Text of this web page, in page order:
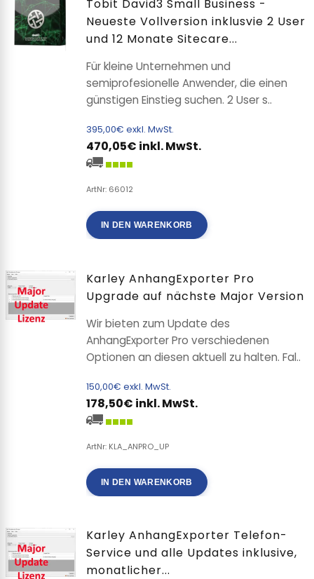
Tobit David3 Small Business -
Neueste Vollversion inklusvie 2 User
und 12 Monate Sitecare...
Für kleine Unternehmen und
semiprofesionelle Anwender, die einen
günstigen Einstieg suchen. 2 User s..
395,00€ exkl. MwSt.
470,05€ inkl. MwSt.
ArtNr: 66012
IN DEN WARENKORB
Karley AnhangExporter Pro
Upgrade auf nächste Major Version
Wir bieten zum Update des
AnhangExporter Pro verschiedenen
Optionen an diesen aktuell zu halten. Fal..
150,00€ exkl. MwSt.
178,50€ inkl. MwSt.
ArtNr: KLA_ANPRO_UP
IN DEN WARENKORB
Karley AnhangExporter Telefon-
Service und alle Updates inklusive,
monatlicher...